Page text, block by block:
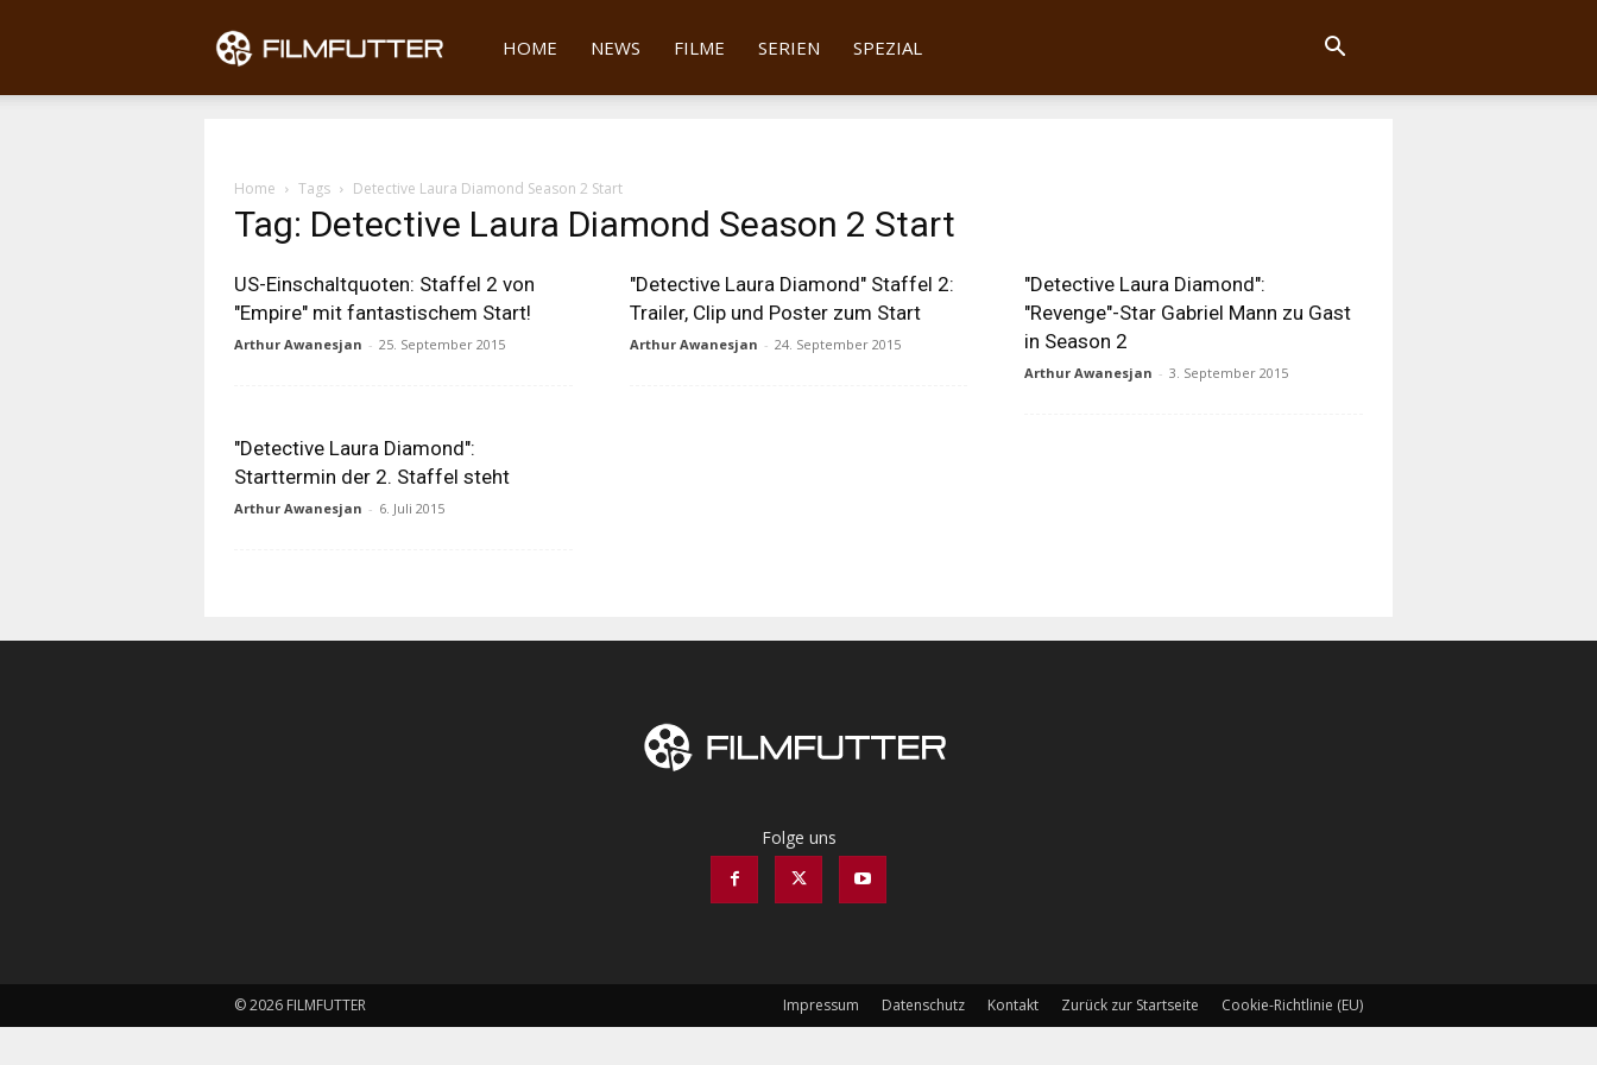
Filmfutter
HOME NEWS FILME SERIEN SPEZIAL
Home Tags Detective Laura Diamond Season 2 Start
Tag: Detective Laura Diamond Season 2 Start
US-Einschaltquoten: Staffel 2 von
"Empire" mit fantastischem Start!
Arthur Awanesjan - 25. September 2015
"Detective Laura Diamond" Staffel 2:
Trailer, Clip und Poster zum Start
Arthur Awanesjan - 24. September 2015
"Detective Laura Diamond":
"Revenge"-Star Gabriel Mann zu Gast
in Season 2
Arthur Awanesjan - 3. September 2015
"Detective Laura Diamond":
Starttermin der 2. Staffel steht
Arthur Awanesjan - 6. Juli 2015
Folge uns
Impressum Datenschutz Kontakt Zurück zur Startseite Cookie-Richtlinie (EU)
© 2026 FILMFUTTER